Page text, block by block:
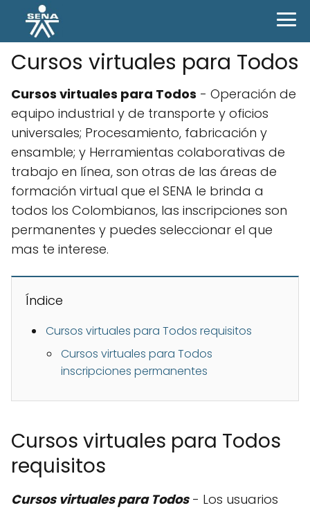
Cursos virtuales para Todos
Cursos virtuales para Todos - Operación de
equipo industrial y de transporte y oficios
universales; Procesamiento, fabricación y
ensamble; y Herramientas colaborativas de
trabajo en línea, son otras de las áreas de
formación virtual que el SENA le brinda a
todos los Colombianos, las inscripciones son
permanentes y puedes seleccionar el que
mas te interese.
Índice
Cursos virtuales para Todos requisitos
Cursos virtuales para Todos
inscripciones permanentes
Cursos virtuales para Todos
requisitos
Cursos virtuales para Todos- Los usuarios